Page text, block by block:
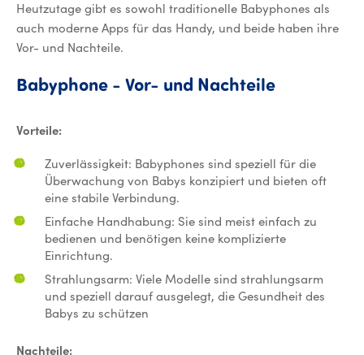
Heutzutage gibt es sowohl traditionelle Babyphones als
auch moderne Apps für das Handy, und beide haben ihre
Vor- und Nachteile.
Babyphone - Vor- und Nachteile
Vorteile:
Zuverlässigkeit: Babyphones sind speziell für die
Überwachung von Babys konzipiert und bieten oft
eine stabile Verbindung.
Einfache Handhabung: Sie sind meist einfach zu
bedienen und benötigen keine komplizierte
Einrichtung.
Strahlungsarm: Viele Modelle sind strahlungsarm
und speziell darauf ausgelegt, die Gesundheit des
Babys zu schützen
Nachteile: